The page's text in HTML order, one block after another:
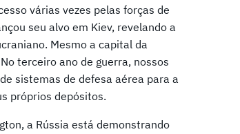
várias vezes pelas forças de
seu alvo em Kiev, revelando a
Mesmo a capital da
terceiro ano de guerra, nossos
sistemas de defesa aérea para a
próprios depósitos.
a Rússia está demonstrando